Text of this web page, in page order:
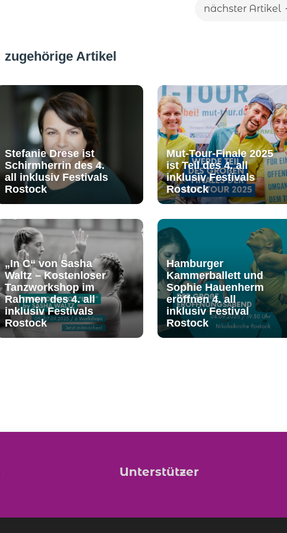
nächster Artikel
zugehörige Artikel
Stefanie Drese ist
Schirmherrin des 4.
all inklusiv Festivals
Rostock
Mut-Tour-Finale 2025
ist Teil des 4. all
inklusiv Festivals
Rostock
„In C“ von Sasha
Waltz – Kostenloser
Tanzworkshop im
Rahmen des 4. all
inklusiv Festivals
Rostock
Hamburger
Kammerballett und
Sophie Hauenherm
eröffnen 4. all
inklusiv Festival
Rostock
Unterstützer